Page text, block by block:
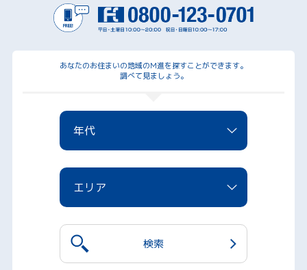
あなたのお住まいの地域のM進を探すことができます。
調べて見ましょう。
年代
エリア